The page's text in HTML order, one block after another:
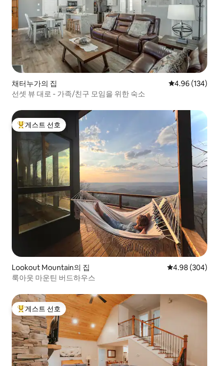
채터누가의 집 평점 4.96점(5
4.96 (134)
선셋 뷰 대로 - 가족/친구 모임을 위한 숙소
상위 게스트 선호
게스트 선호
Lookout Mountain의 집 평점 4.98점(5
4.98 (304)
룩아웃 마운틴 버드하우스
상위 게스트 선호
게스트 선호